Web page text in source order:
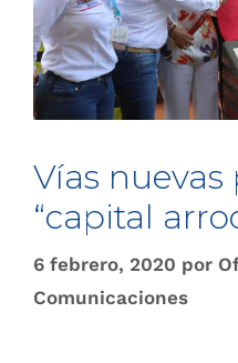
Vías nuevas
“capital
6 febrero, 2020 por
Comunicaciones